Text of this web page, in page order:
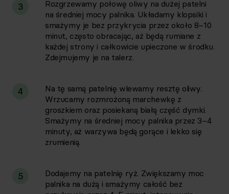
3
Rozgrzewamy połowę oliwy na dużej patelni
na średniej mocy palnika. Układamy klopsiki i
smażymy je bez przykrycia przez około 8–10
minut, często obracając, aż będą rumiane z
każdej strony i całkowicie upieczone w środku.
Zdejmujemy je na talerz.
4
Na tę samą patelnię wlewamy resztę oliwy.
Wrzucamy rozmrożoną marchewkę z
groszkiem oraz posiekaną białą część dymki.
Smażymy na średniej mocy palnika przez 3–4
minuty, aż warzywa będą gorące i lekko się
zrumienią.
5
Dodajemy na patelnię ryż. Zwiększamy moc
palnika na dużą i smażymy całość bez